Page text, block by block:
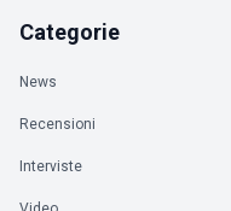
Categorie
News
Recensioni
Interviste